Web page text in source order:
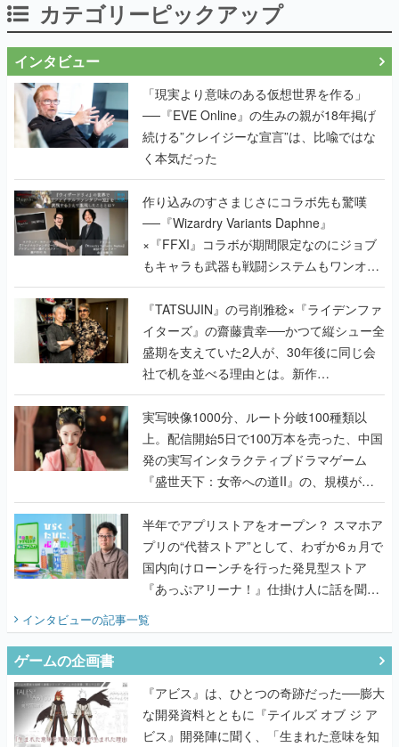
カテゴリーピックアップ
インタビュー
「現実より意味のある仮想世界を作る」
──『EVE Online』の生みの親が18年掲げ
続ける”クレイジーな宣言”は、比喩ではな
く本気だった
作り込みのすさまじさにコラボ先も驚嘆
──『Wizardry Variants Daphne』
×『FFXI』コラボが期間限定なのにジョブ
もキャラも武器も戦闘システムもワンオフ
で作り込まれた理由を両ディレクターに聞
く
『TATSUJIN』の弓削雅稔×『ライデンファ
イターズ』の齋藤貴幸──かつて縦シュー全
盛期を支えていた2人が、30年後に同じ会
社で机を並べる理由とは。新作
『TATSUJIN EXTREME』で初タッグを組
んだレジェンド2人に訊く開発秘話
実写映像1000分、ルート分岐100種類以
上。配信開始5日で100万本を売った、中国
発の実写インタラクティブドラマゲーム
『盛世天下：女帝への道II』の、規模が違
うこだわりをプロデューサーに聞いた
半年でアプリストアをオープン？ スマホア
プリの“代替ストア”として、わずか6ヵ月で
国内向けローンチを行った発見型ストア
『あっぷアリーナ！』仕掛け人に話を聞い
てみた
インタビューの記事一覧
ゲームの企画書
『アビス』は、ひとつの奇跡だった──膨大
な開発資料とともに『テイルズ オブ ジ ア
ビス』開発陣に聞く、「生まれた意味を知